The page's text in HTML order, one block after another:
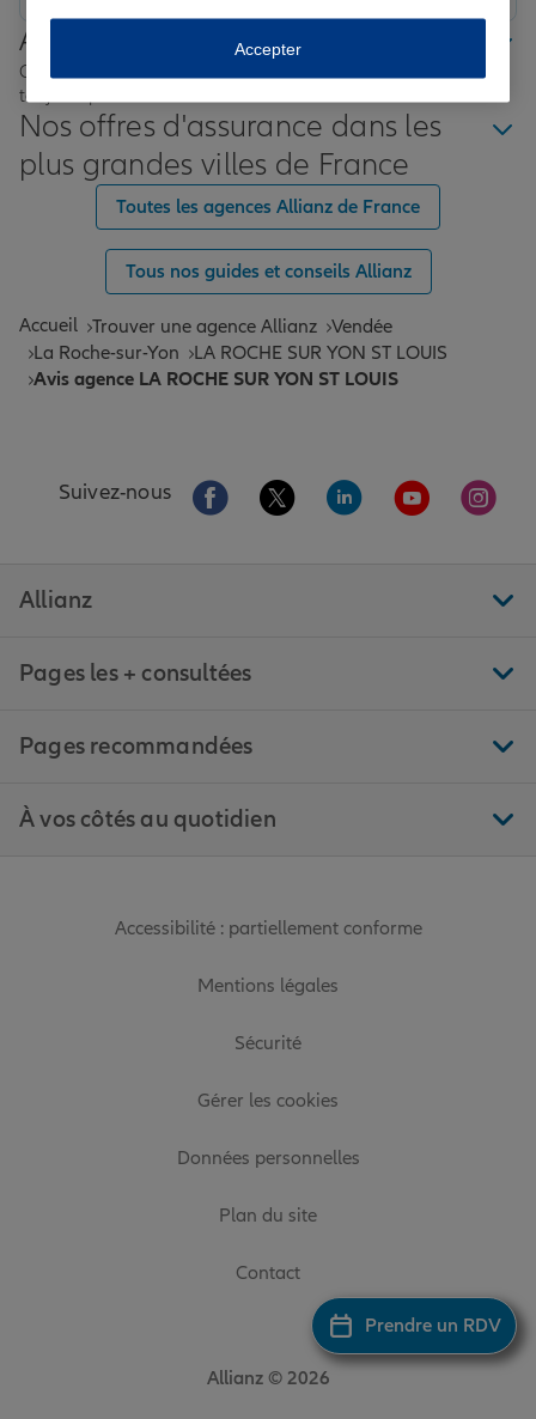
Prendre un RDV
Allianz proche de chez vous
Où que vous soyez en France, nos agences Allianz sont
toujours près de chez vous.
Nos offres d'assurance dans les
plus grandes villes de France
Toutes les agences Allianz de France
Tous nos guides et conseils Allianz
Accueil Trouver une agence Allianz Vendée
La Roche-sur-Yon
LA ROCHE SUR YON ST LOUIS
Avis agence LA ROCHE SUR YON ST LOUIS
Suivez-nous Aller sur la page Facebook de Allianz
Aller sur la page Twitter de
Aller sur la page
Aller sur la
Aller
Allianz
Pages les + consultées
Pages recommandées
À vos côtés au quotidien
Accessibilité : partiellement conforme
Mentions légales
Sécurité
Gérer les cookies
Données personnelles
Plan du site
Contact
Allianz © 2026
Accepter